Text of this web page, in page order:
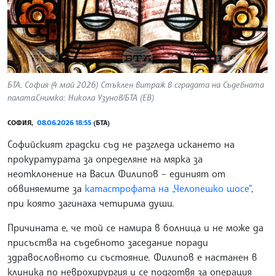
БТА, София (4 май 2026) Стъклен витраж в сградата на Съдебната
палата.Снимка: Никола Узунов/БТА (ЕВ)
СОФИЯ, 08.06.2026 18:55 (БТА)
Софийският градски съд не разгледа искането на
прокуратурата за определяне на мярка за
неотклонение на Васил Филипов – единият от
обвиняемите за катастрофата на „Челопешко шосе“,
при която загинаха четирима души.
Причината е, че той се намира в болница и не може да
присъства на съдебното заседание поради
здравословното си състояние. Филипов е настанен в
клиника по неврохирургия и се подготвя за операция